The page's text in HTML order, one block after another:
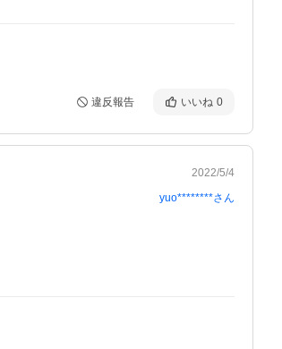
違反報告 いいね 0
2022/5/4
yuo********さん